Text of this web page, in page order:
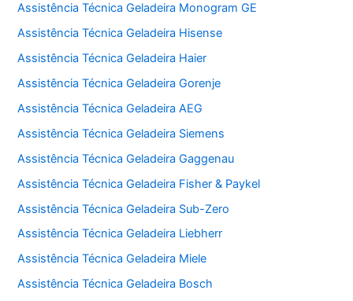
Assistência Técnica Geladeira Monogram GE
Assistência Técnica Geladeira Hisense
Assistência Técnica Geladeira Haier
Assistência Técnica Geladeira Gorenje
Assistência Técnica Geladeira AEG
Assistência Técnica Geladeira Siemens
Assistência Técnica Geladeira Gaggenau
Assistência Técnica Geladeira Fisher & Paykel
Assistência Técnica Geladeira Sub-Zero
Assistência Técnica Geladeira Liebherr
Assistência Técnica Geladeira Miele
Assistência Técnica Geladeira Bosch